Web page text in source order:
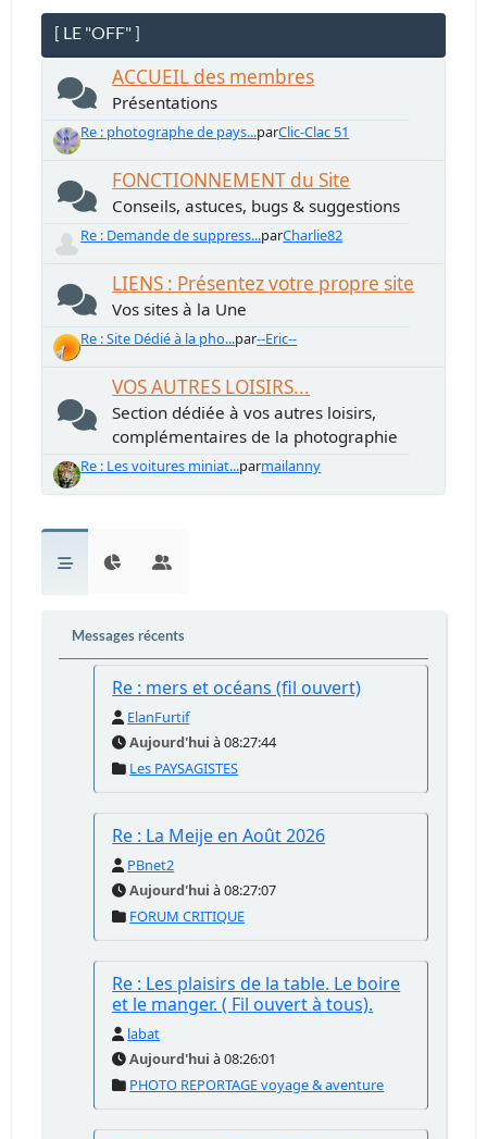
[ LE "OFF" ]
ACCUEIL des membres
Présentations
Re : photographe de pays...parClic-Clac 51
FONCTIONNEMENT du Site
Conseils, astuces, bugs & suggestions
Re : Demande de suppress...parCharlie82
LIENS : Présentez votre propre site
Vos sites à la Une
Re : Site Dédié à la pho...par--Eric--
VOS AUTRES LOISIRS...
Section dédiée à vos autres loisirs,
complémentaires de la photographie
Re : Les voitures miniat...parmailanny
Messages récents
Re : mers et océans (fil ouvert)
ElanFurtif
Aujourd'hui à 08:27:44
Les PAYSAGISTES
Re : La Meije en Août 2026
PBnet2
Aujourd'hui à 08:27:07
FORUM CRITIQUE
Re : Les plaisirs de la table. Le boire
et le manger. ( Fil ouvert à tous).
labat
Aujourd'hui à 08:26:01
PHOTO REPORTAGE voyage & aventure